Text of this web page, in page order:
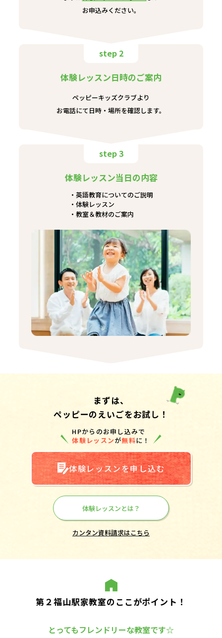
お申込みください。
step 2
体験レッスン日時のご案内
ペッピーキッズクラブより
お電話にて日時・場所を確認します。
step 3
体験レッスン当日の内容
英語教育についてのご説明
体験レッスン
教室＆教材のご案内
まずは、
ペッピーのえいごをお試し！
HPからのお申し込みで
体験レッスンが無料に！
体験レッスンを申し込む
体験レッスンとは？
カンタン資料請求はこちら
第２福山駅家教室のここがポイント！
とってもフレンドリーな教室です☆